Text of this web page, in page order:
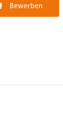
Bewerben